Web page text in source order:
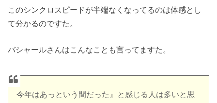
このシンクロスピードが半端なくなってるのは体感とし
て分かるのですた。
バシャールさんはこんなことも言ってますた。
今年はあっという間だった』と感じる人は多いと思